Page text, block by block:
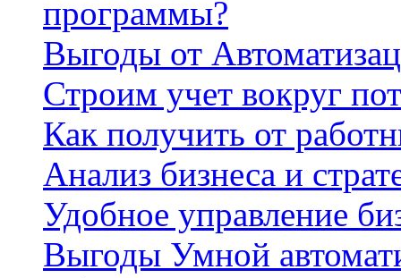
программы?
Выгоды от
Строим учет вокруг
Как получить от
Анализ бизнеса и
Удобное управление
Выгоды Умной